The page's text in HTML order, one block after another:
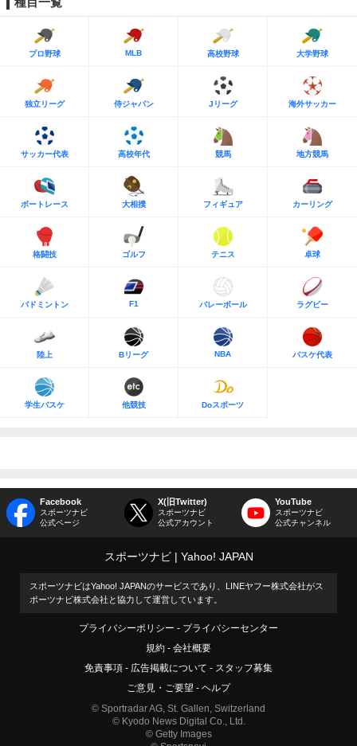
プロ野球 MLB 高校野球 大学野球
独立リーグ 侍ジャパン Jリーグ 海外サッカー
サッカー代表 高校年代 競馬 地方競馬
ボートレース 大相撲 フィギュア カーリング
格闘技 ゴルフ テニス 卓球
バドミントン F1 バレーボール ラグビー
陸上 Bリーグ NBA バスケ代表
学生バスケ 他競技 Doスポーツ
Facebook
スポーツナビ
公式ページ
X(旧Twitter)
スポーツナビ
公式アカウント
YouTube
スポーツナビ
公式チャンネル
スポーツナビ Yahoo! JAPAN
スポーツナビはYahoo! JAPANのサービスであり、LINEヤフー株式会社がス
ポーツナビ株式会社と協力して運営しています。
プライバシーポリシー
プライバシーセンター
規約
会社概要
免責事項
広告掲載について
スタッフ募集
ご意見・ご要望
ヘルプ
© Sportradar AG, St. Gallen, Switzerland
© Kyodo News Digital Co., Ltd.
© Getty Images